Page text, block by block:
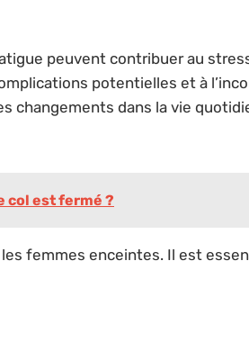
peuvent contribuer au
potentielles et à
changements dans la vie
col est fermé ?
femmes enceintes. Il est